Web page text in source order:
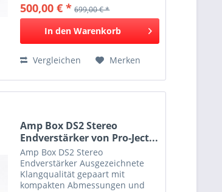
Endstufe ist ein Class D Modul,
welches höchst effizient und
energiesparend...
500,00 € * 699,00 € *
In den Warenkorb
Vergleichen Merken
Amp Box DS2 Stereo
Endverstärker von Pro-Ject...
Amp Box DS2 Stereo
Endverstärker Ausgezeichnete
Klangqualität gepaart mit
kompakten Abmessungen und